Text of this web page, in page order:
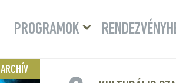
PROGRAMOK
Menü
lenyitása
ARCHÍV